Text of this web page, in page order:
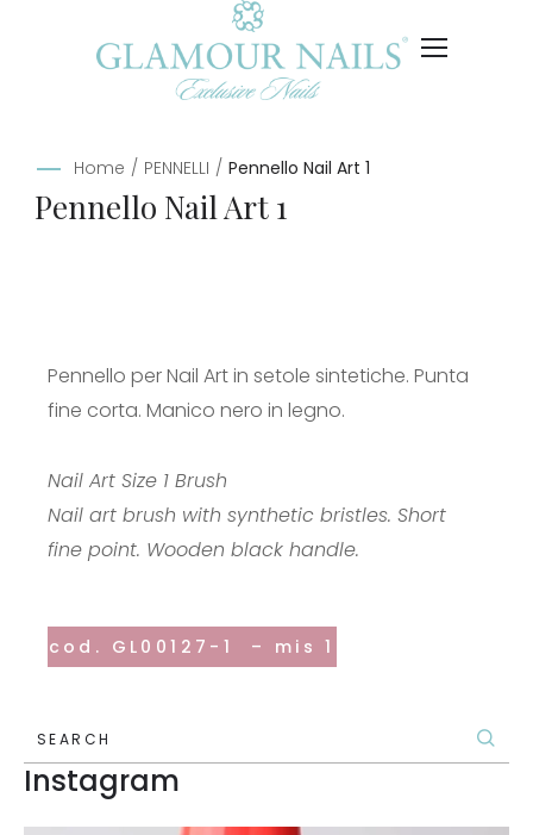
Home / PENNELLI / Pennello Nail Art 1
Pennello Nail Art 1
Pennello per Nail Art in setole sintetiche. Punta
fine corta. Manico nero in legno.
Nail Art Size 1 Brush
Nail art brush with synthetic bristles. Short
fine point. Wooden black handle.
cod. GL00127-1 – mis 1
SEARCH
Instagram